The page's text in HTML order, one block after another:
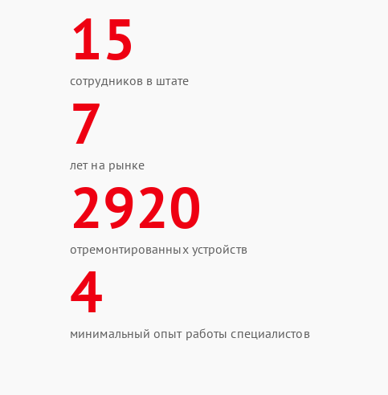
15
сотрудников в штате
7
лет на рынке
2920
отремонтированных устройств
4
минимальный опыт работы специалистов